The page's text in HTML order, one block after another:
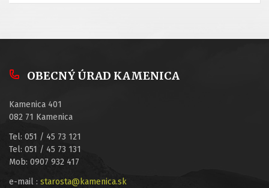
OBECNÝ ÚRAD KAMENICA
Kamenica 401
082 71 Kamenica
Tel: 051 / 45 73 121
Tel: 051 / 45 73 131
Mob: 0907 932 417
e-mail : starosta@kamenica.sk